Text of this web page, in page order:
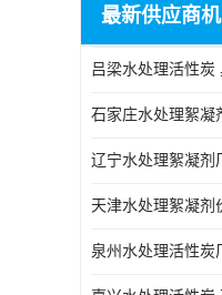
块状活性炭
最新供应商机